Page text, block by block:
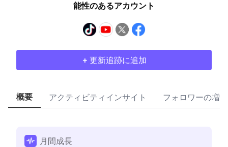
能性のあるアカウント
+ 更新追跡に追加
概要 アクティビティインサイト フォロワーの増加
月間成長